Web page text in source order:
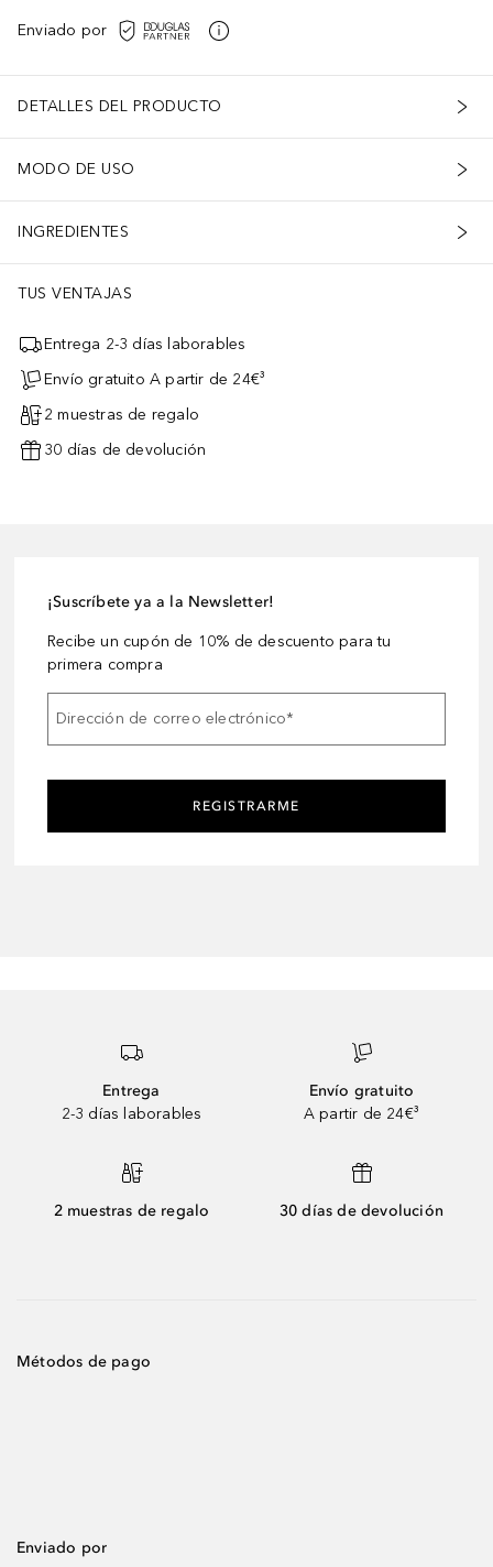
Enviado por
DETALLES DEL PRODUCTO
MODO DE USO
INGREDIENTES
TUS VENTAJAS
Entrega 2-3 días laborables
Envío gratuito A partir de 24€³
2 muestras de regalo
30 días de devolución
¡Suscríbete ya a la Newsletter!
Recibe un cupón de 10% de descuento para tu
primera compra
Dirección de correo electrónico*
REGISTRARME
Entrega
2-3 días laborables
Envío gratuito
A partir de 24€³
2 muestras de regalo 30 días de devolución
Métodos de pago
Enviado por